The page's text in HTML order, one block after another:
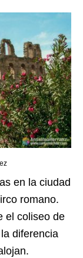
en la ciudad
romano.
el coliseo de
diferencia